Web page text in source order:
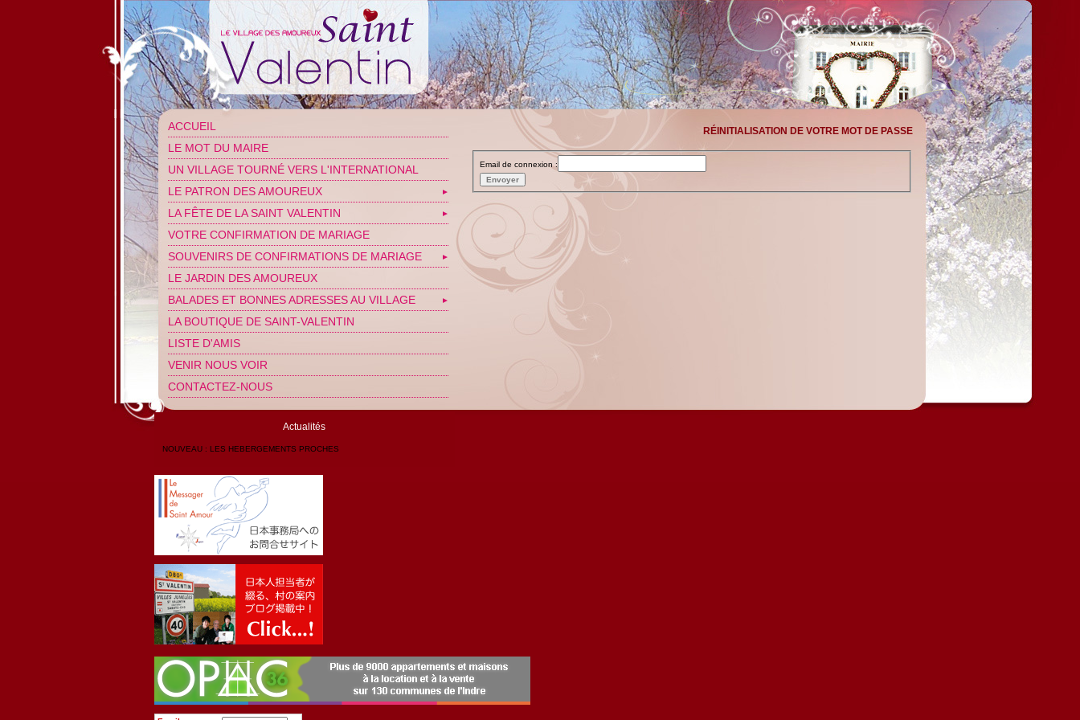
ACCUEIL
LE MOT DU MAIRE
UN VILLAGE TOURNÉ VERS L'INTERNATIONAL
LE PATRON DES AMOUREUX
▼
LA FÊTE DE LA SAINT VALENTIN ▼
VOTRE CONFIRMATION DE MARIAGE
SOUVENIRS DE CONFIRMATIONS DE MARIAGE
▼
LE JARDIN DES AMOUREUX
BALADES ET BONNES ADRESSES AU VILLAGE
▼
LA BOUTIQUE DE SAINT-VALENTIN
LISTE D'AMIS
VENIR NOUS VOIR
CONTACTEZ-NOUS
Actualités
NOUVEAU : LES HEBERGEMENTS PROCHES
RÉINITIALISATION DE VOTRE MOT DE PASSE
Email de connexion :